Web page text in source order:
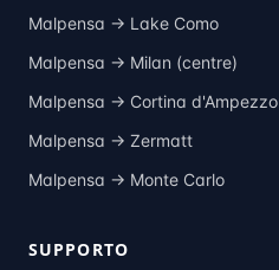
Malpensa → Lake Como
Malpensa → Milan (centre)
Malpensa → Cortina d'Ampezzo
Malpensa → Zermatt
Malpensa → Monte Carlo
SUPPORTO